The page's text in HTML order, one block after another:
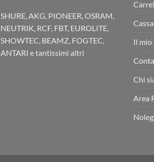
SHURE, AKG, PIONEER, OSRAM,
NEUTRIK, RCF, FBT, EUROLITE,
SHOWTEC, BEAMZ, FOGTEC,
ANTARI e tantissimi altri
Cassa
Il mio
Chi
Area